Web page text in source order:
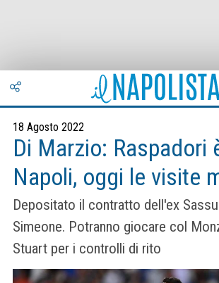
18 Agosto 2022
Di Marzio: Raspadori
Napoli, oggi le visite
Depositato il contratto dell'ex
Simeone. Potranno giocare col
Stuart per i controlli di rito